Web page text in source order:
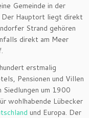
Gemeinde in der
Der Hauptort liegt direkt
Strand gehören
direkt am Meer
erstmalig
Pensionen und Villen
Siedlungen um 1900
wohlhabende Lübecker
und Europa. Der